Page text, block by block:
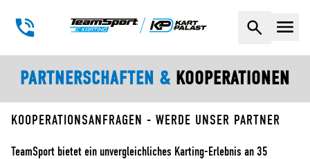
PARTNERSCHAFTEN & KOOPERATIONEN
KOOPERATIONSANFRAGEN - WERDE UNSER PARTNER
TeamSport bietet ein unvergleichliches Karting-Erlebnis an 35